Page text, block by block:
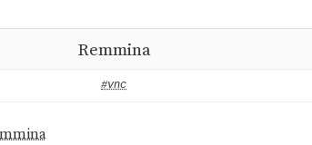
Remmina
#vnc